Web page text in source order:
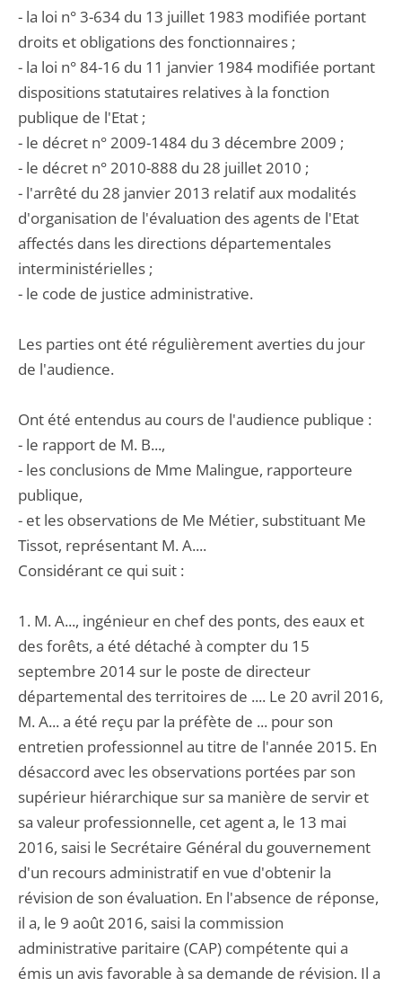
- la loi n° 3-634 du 13 juillet 1983 modifiée portant
droits et obligations des fonctionnaires ;
- la loi n° 84-16 du 11 janvier 1984 modifiée portant
dispositions statutaires relatives à la fonction
publique de l'Etat ;
- le décret n° 2009-1484 du 3 décembre 2009 ;
- le décret n° 2010-888 du 28 juillet 2010 ;
- l'arrêté du 28 janvier 2013 relatif aux modalités
d'organisation de l'évaluation des agents de l'Etat
affectés dans les directions départementales
interministérielles ;
- le code de justice administrative.
Les parties ont été régulièrement averties du jour
de l'audience.
Ont été entendus au cours de l'audience publique :
- le rapport de M. B...,
- les conclusions de Mme Malingue, rapporteure
publique,
- et les observations de Me Métier, substituant Me
Tissot, représentant M. A....
Considérant ce qui suit :
1. M. A..., ingénieur en chef des ponts, des eaux et
des forêts, a été détaché à compter du 15
septembre 2014 sur le poste de directeur
départemental des territoires de .... Le 20 avril 2016,
M. A... a été reçu par la préfète de ... pour son
entretien professionnel au titre de l'année 2015. En
désaccord avec les observations portées par son
supérieur hiérarchique sur sa manière de servir et
sa valeur professionnelle, cet agent a, le 13 mai
2016, saisi le Secrétaire Général du gouvernement
d'un recours administratif en vue d'obtenir la
révision de son évaluation. En l'absence de réponse,
il a, le 9 août 2016, saisi la commission
administrative paritaire (CAP) compétente qui a
émis un avis favorable à sa demande de révision. Il a